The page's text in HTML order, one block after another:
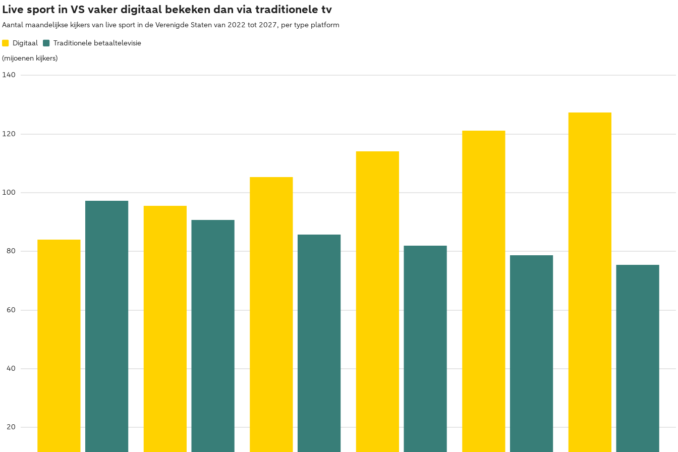
Live sport in VS vaker digitaal bekeken dan via traditionele tv
Aantal maandelijkse kijkers van live sport in de Verenigde Staten van 2022 tot 2027, per type platform
(mijoenen kijkers)
Digitaal Traditionele betaaltelevisie
20
40
60
80
100
120
140